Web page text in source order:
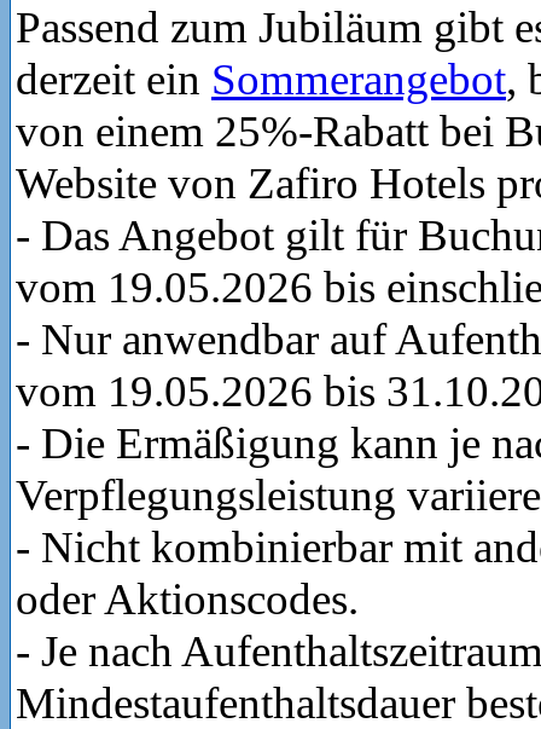
Passend zum Jubiläum gibt
derzeit ein Sommerangebot,
von einem 25%-Rabatt bei
Website von Zafiro Hotels
- Das Angebot gilt für
vom 19.05.2026 bis
- Nur anwendbar auf
vom 19.05.2026 bis
- Die Ermäßigung kann je
Verpflegungsleistung
- Nicht kombinierbar mit
oder Aktionscodes.
- Je nach
Mindestaufenthaltsdauer